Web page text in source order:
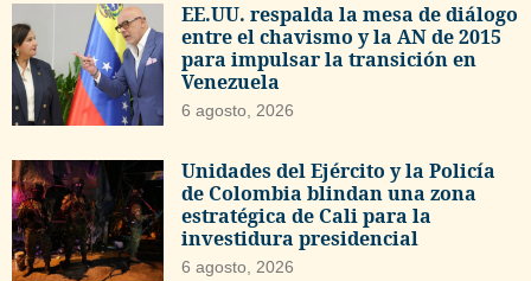
EE.UU. respalda la mesa de diálogo
entre el chavismo y la AN de 2015
para impulsar la transición en
Venezuela
6 agosto, 2026
Unidades del Ejército y la Policía
de Colombia blindan una zona
estratégica de Cali para la
investidura presidencial
6 agosto, 2026